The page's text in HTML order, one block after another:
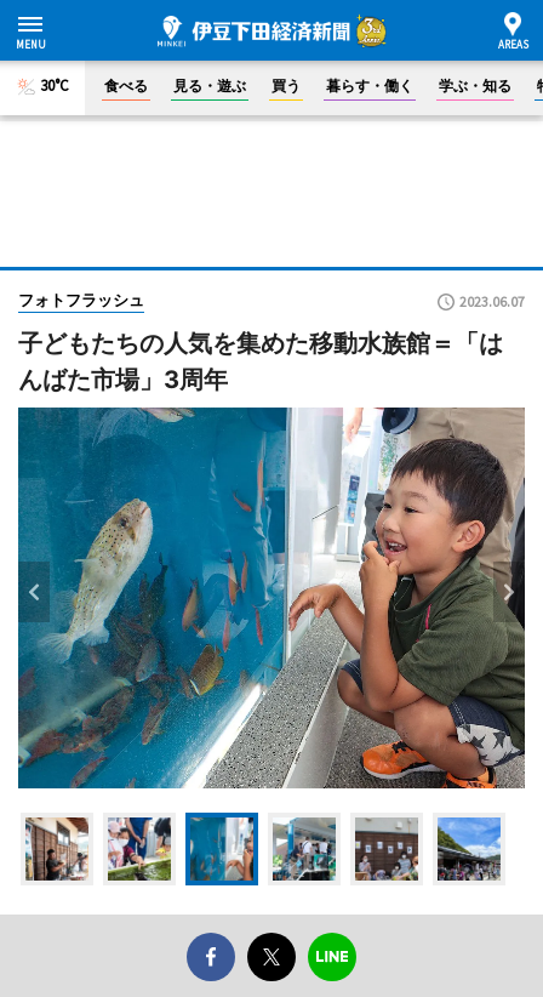
30°C 食べる 見る・遊ぶ 買う 暮らす・働く 学ぶ・知る
フォトフラッシュ 2023.06.07
子どもたちの人気を集めた移動水族館＝「は
んばた市場」3周年